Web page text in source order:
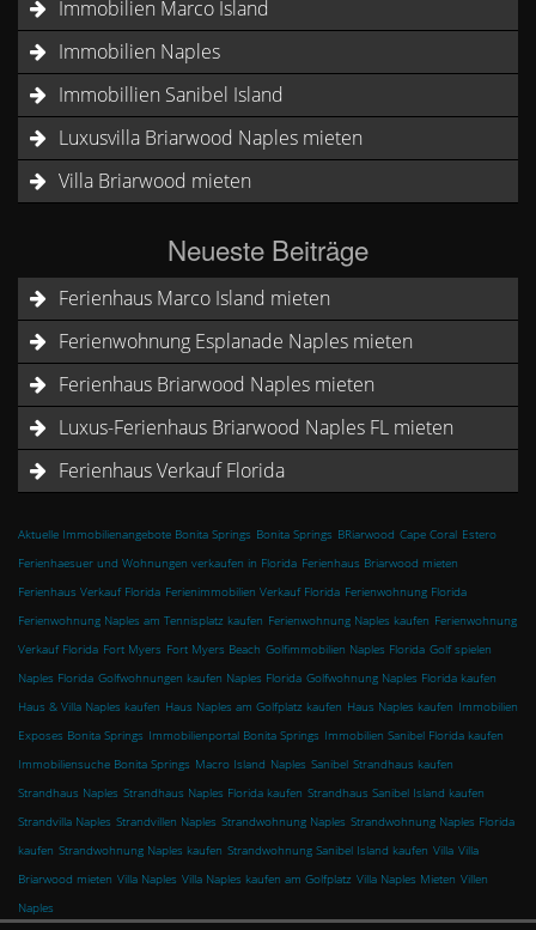
Immobilien Marco Island
Immobilien Naples
Immobillien Sanibel Island
Luxusvilla Briarwood Naples mieten
Villa Briarwood mieten
Neueste Beiträge
Ferienhaus Marco Island mieten
Ferienwohnung Esplanade Naples mieten
Ferienhaus Briarwood Naples mieten
Luxus-Ferienhaus Briarwood Naples FL mieten
Ferienhaus Verkauf Florida
Aktuelle Immobilienangebote Bonita Springs Bonita Springs BRiarwood Cape Coral Estero
Ferienhaesuer und Wohnungen verkaufen in Florida Ferienhaus Briarwood mieten
Ferienhaus Verkauf Florida Ferienimmobilien Verkauf Florida Ferienwohnung Florida
Ferienwohnung Naples am Tennisplatz kaufen Ferienwohnung Naples kaufen Ferienwohnung
Verkauf Florida Fort Myers Fort Myers Beach Golfimmobilien Naples Florida Golf spielen
Naples Florida Golfwohnungen kaufen Naples Florida Golfwohnung Naples Florida kaufen
Haus & Villa Naples kaufen Haus Naples am Golfplatz kaufen Haus Naples kaufen Immobilien
Exposes Bonita Springs Immobilienportal Bonita Springs Immobilien Sanibel Florida kaufen
Immobiliensuche Bonita Springs Macro Island Naples Sanibel Strandhaus kaufen
Strandhaus Naples Strandhaus Naples Florida kaufen Strandhaus Sanibel Island kaufen
Strandvilla Naples Strandvillen Naples Strandwohnung Naples Strandwohnung Naples Florida
kaufen Strandwohnung Naples kaufen Strandwohnung Sanibel Island kaufen Villa Villa
Briarwood mieten Villa Naples Villa Naples kaufen am Golfplatz Villa Naples Mieten Villen
Naples